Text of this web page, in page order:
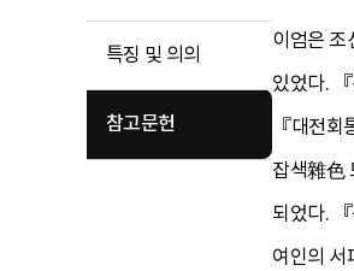
특징 및 의의
참고문헌
이엄은 조
있었다.
『대전
잡색雜色
되었다.
여인의 서